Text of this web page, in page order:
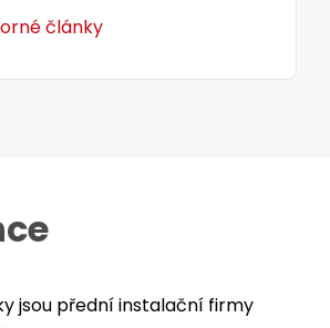
články
jsou přední instalační firmy